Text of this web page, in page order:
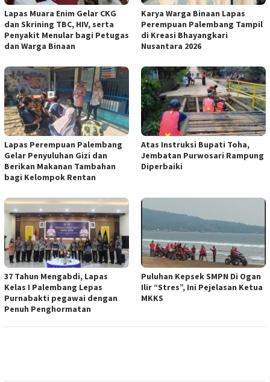
Lapas Muara Enim Gelar CKG
dan Skrining TBC, HIV, serta
Penyakit Menular bagi Petugas
dan Warga Binaan
Karya Warga Binaan Lapas
Perempuan Palembang Tampil
di Kreasi Bhayangkari
Nusantara 2026
Lapas Perempuan Palembang
Gelar Penyuluhan Gizi dan
Berikan Makanan Tambahan
bagi Kelompok Rentan
Atas Instruksi Bupati Toha,
Jembatan Purwosari Rampung
Diperbaiki
37 Tahun Mengabdi, Lapas
Kelas I Palembang Lepas
Purnabakti pegawai dengan
Penuh Penghormatan
Puluhan Kepsek SMPN Di Ogan
Ilir “Stres”, Ini Pejelasan Ketua
MKKS